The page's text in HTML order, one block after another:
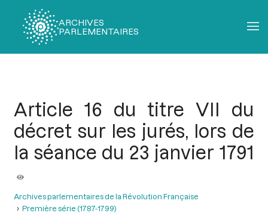
ARCHIVES
PARLEMENTAIRES
Article 16 du titre VII du
décret sur les jurés, lors de
la séance du 23 janvier 1791
Archives parlementaires de la Révolution Française
Première série (1787-1799)